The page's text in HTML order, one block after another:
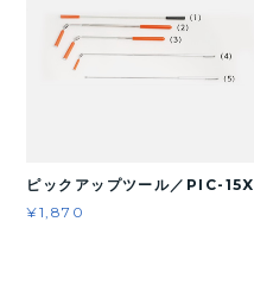
ピックアップツール／PIC-15X
¥1,870